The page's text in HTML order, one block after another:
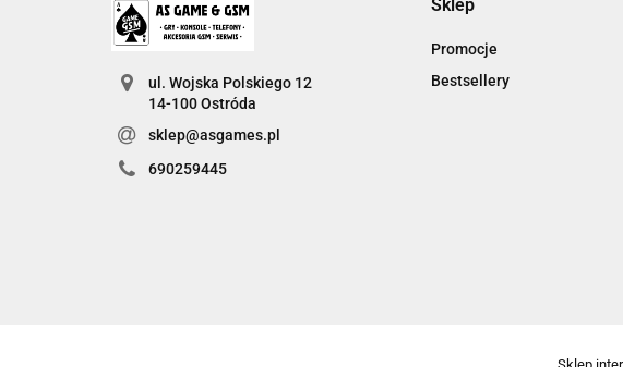
ul. Wojska Polskiego 12
14-100 Ostróda
sklep@asgames.pl
690259445
Sklep
Promocje
Bestsellery